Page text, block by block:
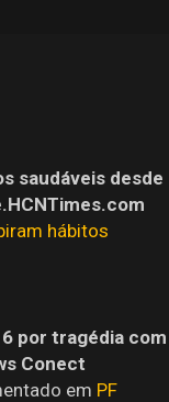
saudáveis desde
hábitos
por tragédia com
Conect
em PF